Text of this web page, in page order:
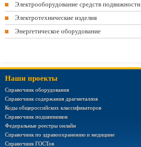
Электрооборудование средств подвижности
Электротехнические изделия
Энергетическое оборудование
Наши проекты
Справочник оборудования
Справочник содержания драгметаллов
Коды общероссийских классификаторов
Справочник подшипников
Федеральные реестры онлайн
Справочник по здравоохранению и медицине
Справочник ГОСТов